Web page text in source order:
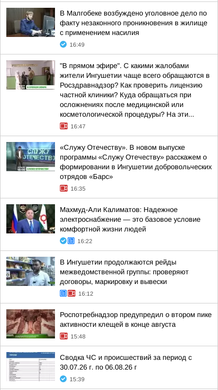
В Малгобеке возбуждено уголовное дело по
факту незаконного проникновения в жилище
с применением насилия
16:49
"В прямом эфире". С какими жалобами
жители Ингушетии чаще всего обращаются в
Росздравнадзор? Как проверить лицензию
частной клиники? Куда обращаться при
осложнениях после медицинской или
косметологической процедуры? На эти...
16:47
«Служу Отечеству». В новом выпуске
программы «Служу Отечеству» расскажем о
формировании в Ингушетии добровольческих
отрядов «Барс»
16:35
Махмуд-Али Калиматов: Надежное
электроснабжение — это базовое условие
комфортной жизни людей
16:22
В Ингушетии продолжаются рейды
межведомственной группы: проверяют
договоры, маркировку и вывески
16:12
Роспотребнадзор предупредил о втором пике
активности клещей в конце августа
15:48
Сводка ЧС и происшествий за период с
30.07.26 г. по 06.08.26 г
15:39